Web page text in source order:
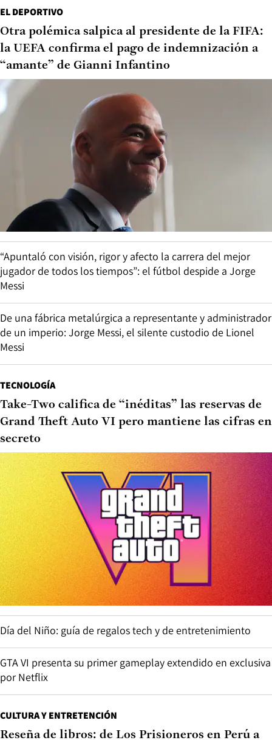
EL DEPORTIVO
Otra polémica salpica al presidente de la FIFA:
la UEFA confirma el pago de indemnización a
“amante” de Gianni Infantino
“Apuntaló con visión, rigor y afecto la carrera del mejor
jugador de todos los tiempos”: el fútbol despide a Jorge
Messi
De una fábrica metalúrgica a representante y administrador
de un imperio: Jorge Messi, el silente custodio de Lionel
Messi
TECNOLOGÍA
Take-Two califica de “inéditas” las reservas de
Grand Theft Auto VI pero mantiene las cifras en
secreto
Día del Niño: guía de regalos tech y de entretenimiento
GTA VI presenta su primer gameplay extendido en exclusiva
por Netflix
CULTURA Y ENTRETENCIÓN
Reseña de libros: de Los Prisioneros en Perú a